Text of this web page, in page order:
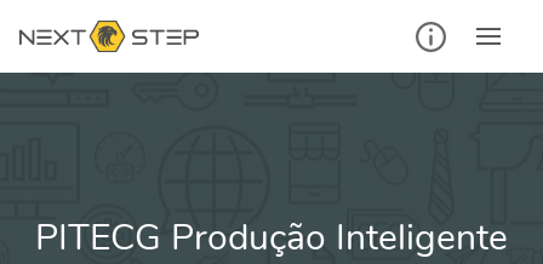
para
PITECG Produção Inteligente